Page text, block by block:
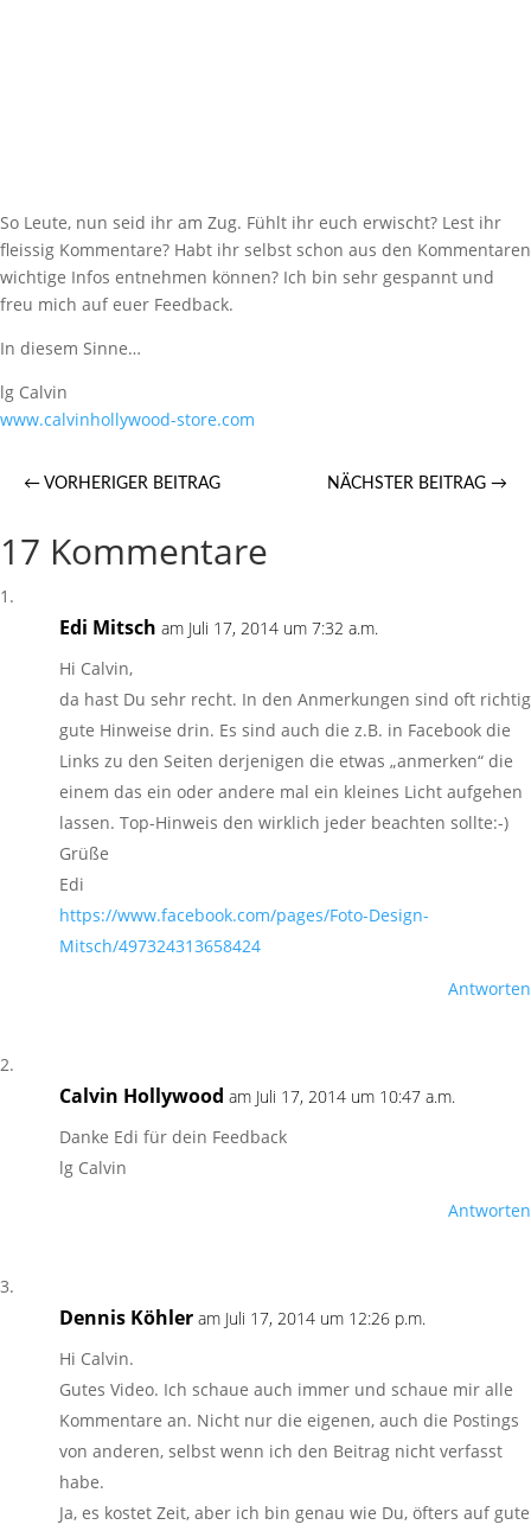
So Leute, nun seid ihr am Zug. Fühlt ihr euch erwischt? Lest ihr
fleissig Kommentare? Habt ihr selbst schon aus den Kommentaren
wichtige Infos entnehmen können? Ich bin sehr gespannt und
freu mich auf euer Feedback.
In diesem Sinne…
lg Calvin
​www.calvinhollywood-store.com
← VORHERIGER BEITRAG NÄCHSTER BEITRAG →
17 Kommentare
Edi Mitsch am Juli 17, 2014 um 7:32 a.m.
Hi Calvin,
da hast Du sehr recht. In den Anmerkungen sind oft richtig
gute Hinweise drin. Es sind auch die z.B. in Facebook die
Links zu den Seiten derjenigen die etwas „anmerken“ die
einem das ein oder andere mal ein kleines Licht aufgehen
lassen. Top-Hinweis den wirklich jeder beachten sollte:-)
Grüße
Edi
https://www.facebook.com/pages/Foto-Design-
Mitsch/497324313658424
Antworten
Calvin Hollywood am Juli 17, 2014 um 10:47 a.m.
Danke Edi für dein Feedback
lg Calvin
Antworten
Dennis Köhler am Juli 17, 2014 um 12:26 p.m.
Hi Calvin.
Gutes Video. Ich schaue auch immer und schaue mir alle
Kommentare an. Nicht nur die eigenen, auch die Postings
von anderen, selbst wenn ich den Beitrag nicht verfasst
habe.
Ja, es kostet Zeit, aber ich bin genau wie Du, öfters auf gute